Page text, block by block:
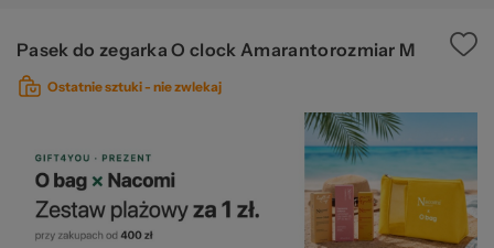
Pasek do zegarka O clock Amarantorozmiar M
Ostatnie sztuki - nie zwlekaj